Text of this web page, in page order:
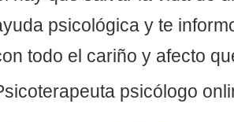
psicológica y te
todo el cariño y afecto
psicólogo